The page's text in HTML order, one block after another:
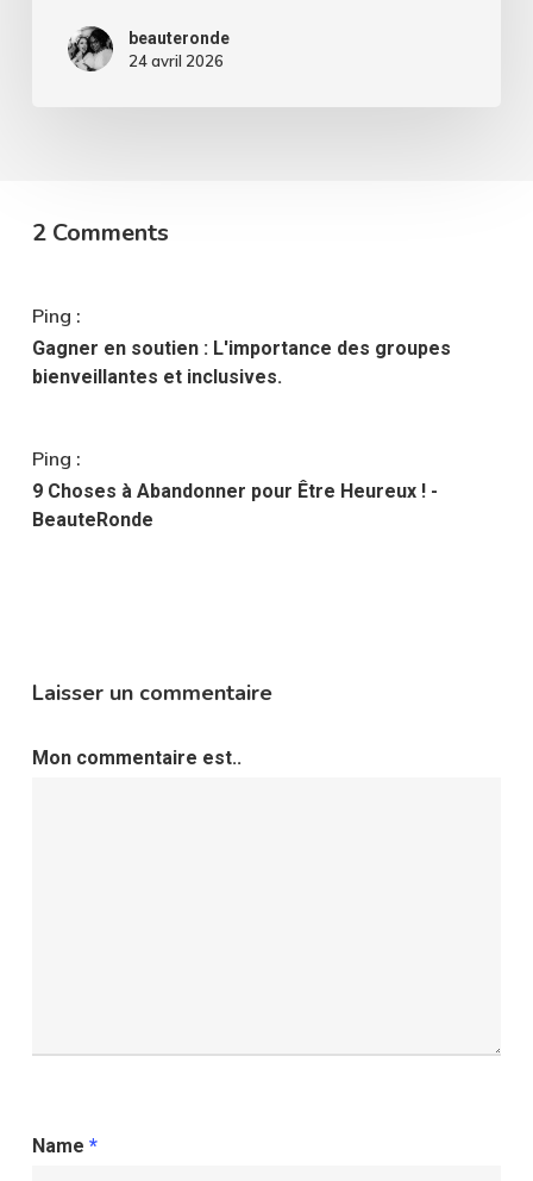
beauteronde
24 avril 2026
2 Comments
Ping :
Gagner en soutien : L'importance des groupes
bienveillantes et inclusives.
Ping :
9 Choses à Abandonner pour Être Heureux ! -
BeauteRonde
Laisser un commentaire
Mon commentaire est..
Name *